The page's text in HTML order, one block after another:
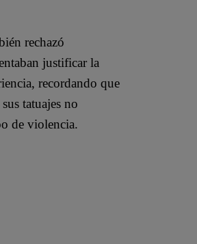
rechazó
justificar la
recordando que
tatuajes no
de violencia.